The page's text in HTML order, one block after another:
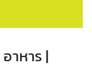
อาหาร |